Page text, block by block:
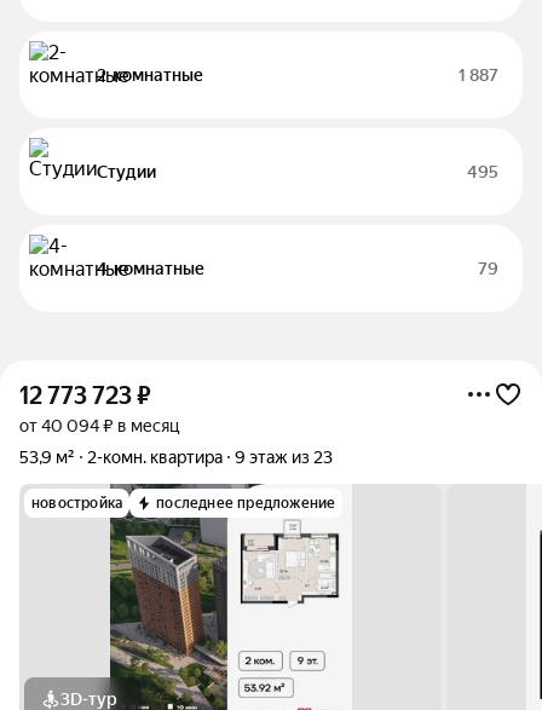
2-комнатные 1 887
Студии 495
4-комнатные 79
12 773 723₽
от 40 094 ₽ в месяц
53,9 м²
2-комн. квартира 9 этаж из 23
новостройка последнее предложение
3D-тур